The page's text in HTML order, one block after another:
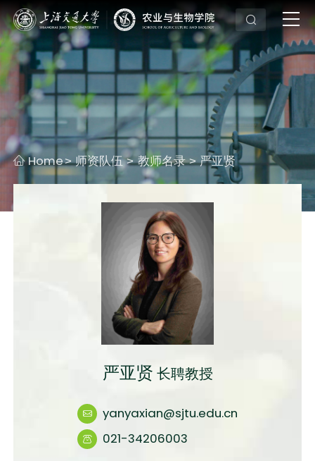
Home> 师资队伍> 教师名录> 严亚贤
严亚贤 长聘教授
yanyaxian@sjtu.edu.cn
021-34206003